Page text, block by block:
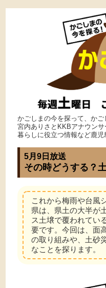
かごしまの今を探って、かご
宮内ありさとKKBアナウン
暮らしに役立つ情報など鹿児
5月9日放送
その時どうする？
これから梅雨や台風
県は、県土の大半が
ス土壌で覆われてい
要です。今回は、面
の取り組みや、土砂
なことを探ります。